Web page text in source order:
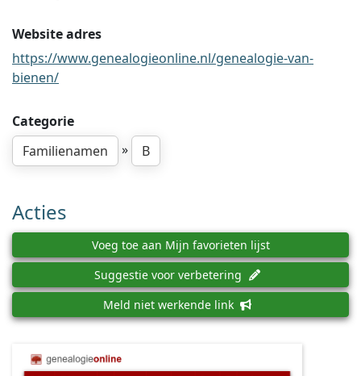
Website adres
https://www.genealogieonline.nl/genealogie-van-
bienen/
Categorie
Familienamen
» B
Acties
Voeg toe aan Mijn favorieten lijst
Suggestie voor verbetering
Meld niet werkende link